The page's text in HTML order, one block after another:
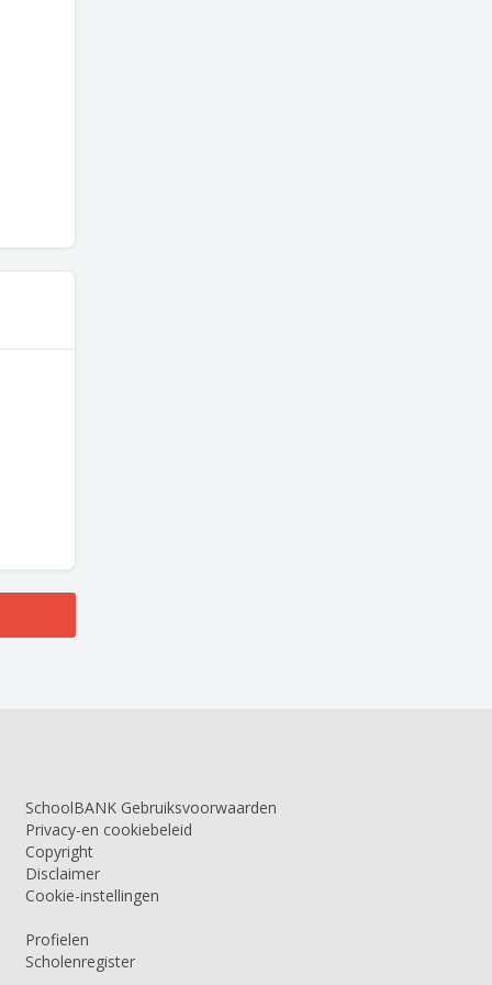
SchoolBANK Gebruiksvoorwaarden
Privacy-en cookiebeleid
Copyright
Disclaimer
Cookie-instellingen
Profielen
Scholenregister